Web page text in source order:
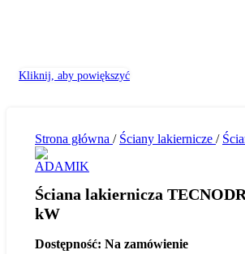
Kliknij, aby powiększyć
Strona główna / Ściany lakiernicze /
Ściana lakiernicza
kW
Dostępność: Na zamówienie